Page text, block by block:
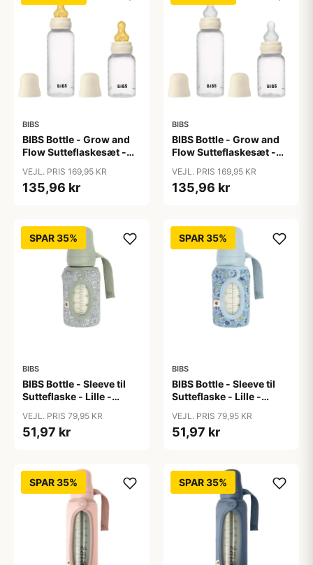
BIBS
BIBS Bottle - Grow and
Flow Sutteflaskesæt -
Naturgummi/Rund -
150ml/270ml - 2-Pak -
VEJL. PRIS 169,95 KR
135,96 kr
BIBS
BIBS Bottle - Grow and
Flow Sutteflaskesæt -
150ml/270ml - 2-Pak -
Ivory
VEJL. PRIS 169,95 KR
135,96 kr
SPAR 35%
BIBS
BIBS Bottle - Sleeve til
Sutteflaske - Lille -
VEJL. PRIS 79,95 KR
51,97 kr
SPAR 35%
BIBS
BIBS Bottle - Sleeve til
Sutteflaske - Lille -
Lawn/Baby Blue
VEJL. PRIS 79,95 KR
51,97 kr
SPAR 35% SPAR 35%